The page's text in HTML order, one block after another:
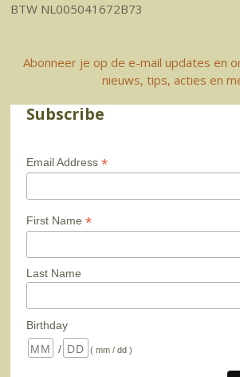
BTW NL005041672B73
Abonneer je op de e-mail updates en
nieuws, tips, acties en
Subscribe
Email Address *
First Name *
Last Name
Birthday
/
( mm / dd )